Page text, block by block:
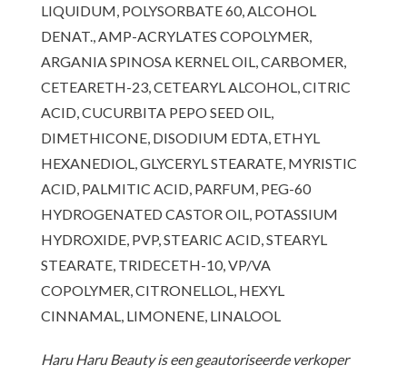
LIQUIDUM, POLYSORBATE 60, ALCOHOL
DENAT., AMP-ACRYLATES COPOLYMER,
ARGANIA SPINOSA KERNEL OIL, CARBOMER,
CETEARETH-23, CETEARYL ALCOHOL, CITRIC
ACID, CUCURBITA PEPO SEED OIL,
DIMETHICONE, DISODIUM EDTA, ETHYL
HEXANEDIOL, GLYCERYL STEARATE, MYRISTIC
ACID, PALMITIC ACID, PARFUM, PEG-60
HYDROGENATED CASTOR OIL, POTASSIUM
HYDROXIDE, PVP, STEARIC ACID, STEARYL
STEARATE, TRIDECETH-10, VP/VA
COPOLYMER, CITRONELLOL, HEXYL
CINNAMAL, LIMONENE, LINALOOL
Haru Haru Beauty is een geautoriseerde verkoper